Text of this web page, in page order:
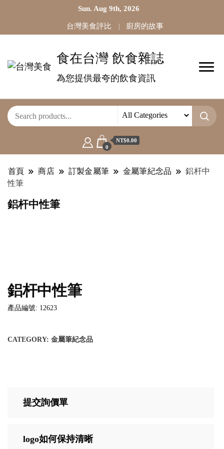
Sun. Aug 9th, 2026
台灣美食評比 廚房的故事
食在台灣 飲食雜誌
為您提供最夸的飲食資訊
0
NT$0.00
首頁 商店 訂製金屬筆 金屬筆紀念品
鋁杆中
性筆
鋁杆中性筆
鋁杆中性筆
產品編號: 12623
CATEGORY: 金屬筆紀念品
提交詢價單
logo如何保持清晰